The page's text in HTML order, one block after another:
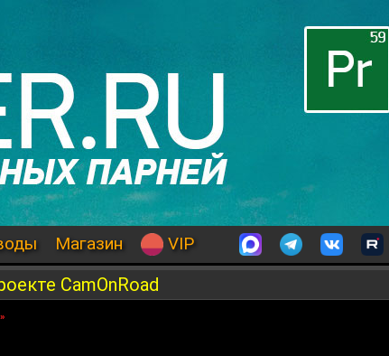
Магазин VIP
CamOnRoad
»